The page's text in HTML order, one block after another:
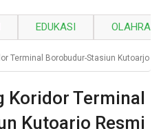
EDUKASI
Terminal Borobudur-Stasiun Kutoarjo
Koridor Terminal
Kutoarjo Resmi